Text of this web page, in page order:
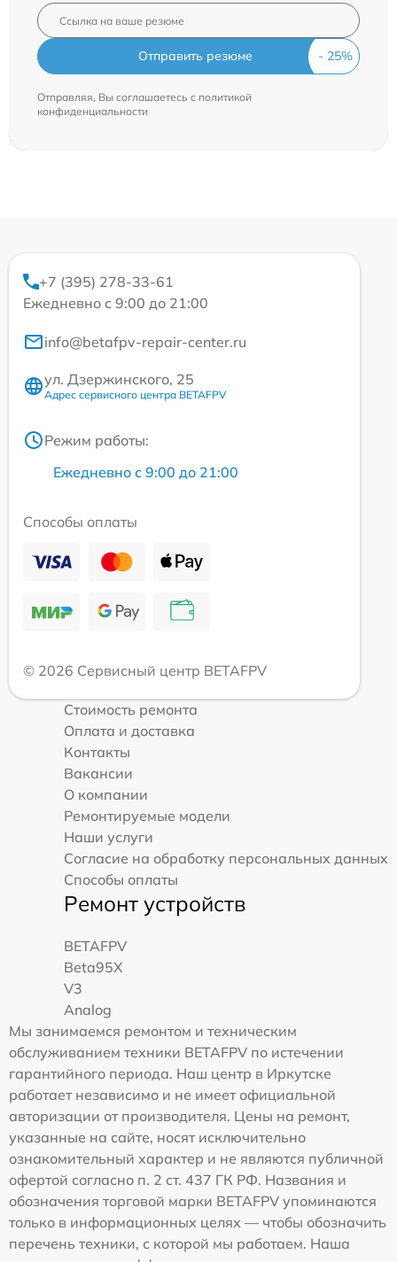
Отправить резюме
Отправляя, Вы соглашаетесь с политикой
конфиденциальности
+7 (395) 278-33-61
Ежедневно с 9:00 до 21:00
info@betafpv-repair-center.ru
ул. Дзержинского, 25
Адрес сервисного центра BETAFPV
Режим работы:
Ежедневно с 9:00 до 21:00
Способы оплаты
© 2026 Сервисный центр BETAFPV
Стоимость ремонта
Оплата и доставка
Контакты
Вакансии
О компании
Ремонтируемые модели
Наши услуги
Согласие на обработку персональных данных
Способы оплаты
Ремонт устройств
BETAFPV
Beta95X
V3
Analog
Мы занимаемся ремонтом и техническим
обслуживанием техники BETAFPV по истечении
гарантийного периода. Наш центр в Иркутске
работает независимо и не имеет официальной
авторизации от производителя. Цены на ремонт,
указанные на сайте, носят исключительно
ознакомительный характер и не являются публичной
офертой согласно п. 2 ст. 437 ГК РФ. Названия и
обозначения торговой марки BETAFPV упоминаются
только в информационных целях — чтобы обозначить
перечень техники, с которой мы работаем. Наша